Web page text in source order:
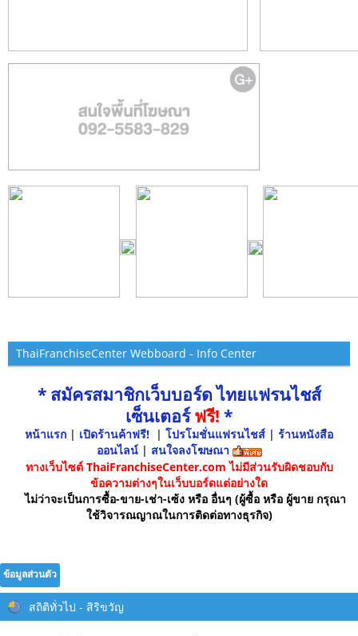
ThaiFranchiseCenter Webboard - Info Center
* สมัครสมาชิกเว็บบอร์ด ไทยแฟรนไชส์
เซ็นเตอร์ฟรี! *
หน้าแรก | เปิดร้านค้าฟรี! | โปรโมชั่นแฟรนไชส์ | ร้านหนังสือ
ออนไลน์ | สนใจลงโฆษณา
ทางเว็บไซต์ ThaiFranchiseCenter.com ไม่มีส่วนรับผิดชอบกับ
ข้อความต่างๆในเว็บบอร์ดแต่อย่างใด
ไม่ว่าจะเป็นการซื้อ-ขาย-เช่า-เซ้ง หรือ อื่นๆ (ผู้ซื้อ หรือ ผู้ขาย กรุณา
ใช้วิจารณญาณในการติดต่อทางธุรกิจ)
ข้อมูลส่วนตัว
สถิติทั่วไป - สิริขวัญ